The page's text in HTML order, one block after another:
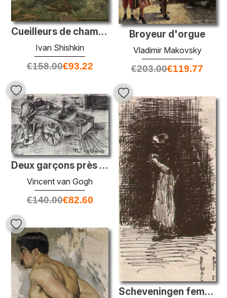
Broyeur d'orgue
Vladimir Makovsky
€203.00€119.77
Cueilleurs de champignons
Ivan Shishkin
€158.00€93.22
Deux garçons près d'un chariot
Vincent van Gogh
€140.00€82.60
Scheveningen femme debout